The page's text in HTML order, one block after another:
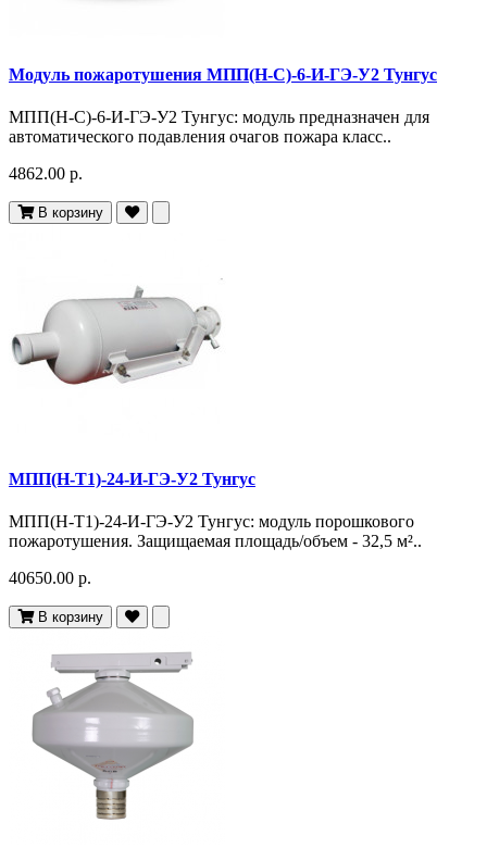
Модуль пожаротушения МПП(Н-С)-6-И-ГЭ-У2 Тунгус
МПП(Н-С)-6-И-ГЭ-У2 Тунгус: модуль предназначен для
автоматического подавления очагов пожара класс..
4862.00 р.
В корзину
МПП(Н-Т1)-24-И-ГЭ-У2 Тунгус
МПП(Н-Т1)-24-И-ГЭ-У2 Тунгус: модуль порошкового
пожаротушения. Защищаемая площадь/объем - 32,5 м²..
40650.00 р.
В корзину